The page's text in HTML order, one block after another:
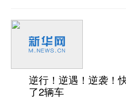
逆行！逆遇！逆袭！
了2辆车